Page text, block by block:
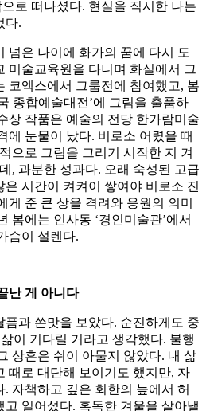
로 떠나셨다. 현실을 직시한 나는
다.
넘은 나이에 화가의 꿈에 다시 도
미술교육원을 다니며 화실에서 그
코엑스에서 그룹전에 참여했고, 봄
종합예술대전’에 그림을 출품하
상 작품은 예술의 전당 한가람미술
에 눈물이 났다. 비로소 어렸을 때
으로 그림을 그리기 시작한 지 겨
, 과분한 성과다. 오래 숙성된 고급
시간이 켜켜이 쌓여야 비로소 진
게 준 큰 상을 격려와 응원의 의미
봄에는 인사동 ‘경인미술관’에서
슴이 설렌다.
난 게 아니다
과 쓴맛을 보았다. 순진하게도 중
이 기다릴 거라고 생각했다. 불행
상흔은 쉬이 아물지 않았다. 내 삶
때로 대단해 보이기도 했지만, 자
자책하고 깊은 회한의 늪에서 허
일어섰다. 혹독한 겨울을 살아낼